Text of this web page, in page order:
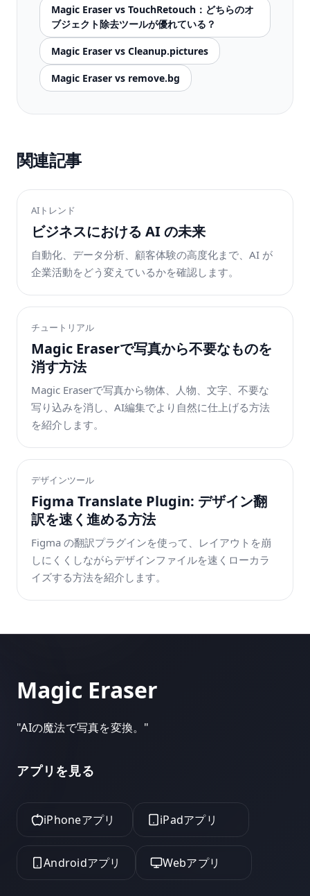
Magic Eraser vs TouchRetouch：どちらのオ
ブジェクト除去ツールが優れている？
Magic Eraser vs Cleanup.pictures
Magic Eraser vs remove.bg
関連記事
AIトレンド
ビジネスにおける AI の未来
自動化、データ分析、顧客体験の高度化まで、AI が
企業活動をどう変えているかを確認します。
チュートリアル
Magic Eraserで写真から不要なものを
消す方法
Magic Eraserで写真から物体、人物、文字、不要な
写り込みを消し、AI編集でより自然に仕上げる方法
を紹介します。
デザインツール
Figma Translate Plugin: デザイン翻
訳を速く進める方法
Figma の翻訳プラグインを使って、レイアウトを崩
しにくくしながらデザインファイルを速くローカラ
イズする方法を紹介します。
Magic Eraser
"AIの魔法で写真を変換。 "
アプリを見る
iPhoneアプリ iPadアプリ
Androidアプリ Webアプリ